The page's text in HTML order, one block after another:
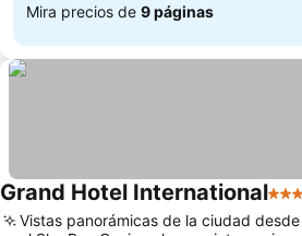
Mira precios de 9 páginas
Grand Hotel International4
Vistas panorámicas de la ciudad desde